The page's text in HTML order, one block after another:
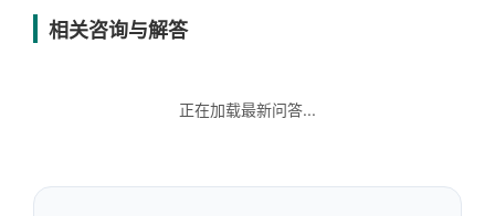
相关咨询与解答
正在加载最新问答...